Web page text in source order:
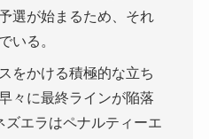
選が始まるため、それ
いる。
をかける積極的な立ち
々に最終ラインが陥落
ズエラはペナルティーエ